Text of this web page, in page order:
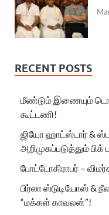
RECENT POSTS
மீண்டும் இணையும்
கூட்டணி!
ஜியோ ஹாட்ஸ்டார் &
அறிமுகப்படுத்தும் பிக்
போட்டோகிராபர் –
பிர்லா ஸ்டுடியோஸ் &
“மக்கள் காவலன்”!